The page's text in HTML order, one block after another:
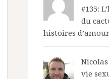
#135:
du
histoires
vie